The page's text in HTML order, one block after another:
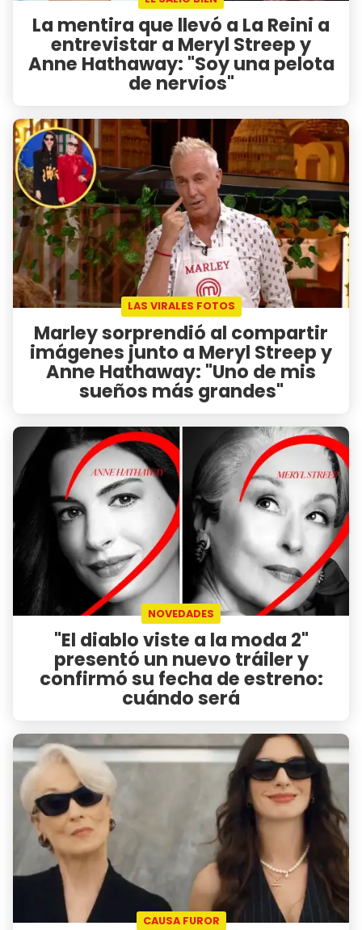
La mentira que llevó a La Reini a
entrevistar a Meryl Streep y
Anne Hathaway: "Soy una pelota
de nervios"
LAS VIRALES FOTOS
Marley sorprendió al compartir
imágenes junto a Meryl Streep y
Anne Hathaway: "Uno de mis
sueños más grandes"
NOVEDADES
"El diablo viste a la moda 2"
presentó un nuevo tráiler y
confirmó su fecha de estreno:
cuándo será
CAUSA FUROR